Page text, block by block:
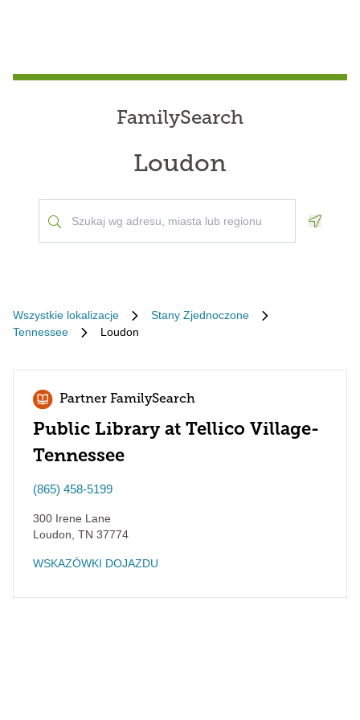
FamilySearch
Loudon
Wszystkie lokalizacje
Stany Zjednoczone
Tennessee
Loudon
Partner FamilySearch
Public Library at Tellico Village-
Tennessee
(865) 458-5199
300 Irene Lane
Loudon TN 37774
WSKAZÓWKI DOJAZDU